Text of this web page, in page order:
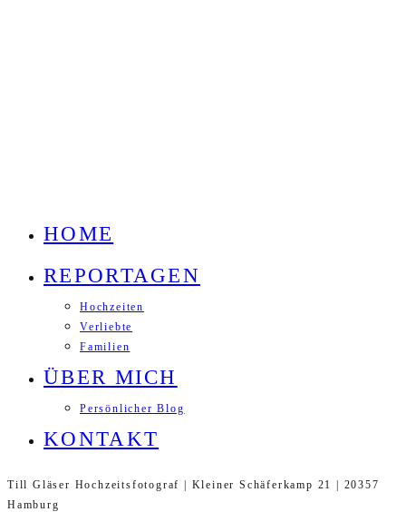
HOME
REPORTAGEN
Hochzeiten
Verliebte
Familien
ÜBER MICH
Persönlicher Blog
KONTAKT
Till Gläser Hochzeitsfotograf | Kleiner Schäferkamp 21 | 20357
Hamburg